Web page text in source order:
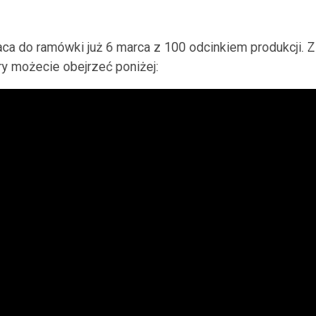
do ramówki już 6 marca z 100 odcinkiem produkcji. Z
możecie obejrzeć poniżej: